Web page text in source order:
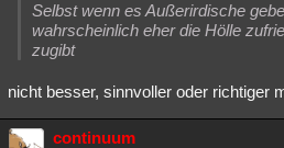
Selbst wenn es Außerirdische
wahrscheinlich eher die Hölle
zugibt
nicht besser, sinnvoller oder richtiger
continuum